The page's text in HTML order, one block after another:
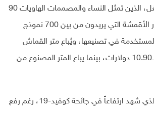
ويستطيع زبائن المشغل، الذين تمثل النساء والمصممات الهاويات 90
في المئة منهم، اختيار الأقمشة التي يريدون من بين 700 نموذج
المستخدمة في تصنيعها، ويُباع متر القماش
المصنوع من القطن بـ10.90 دولارات، بينما يباع المتر المصنوع من
ولم ينخفض الطلب الذي شهد ارتفاعاً في جائحة كوفيد-19، رغم رفع